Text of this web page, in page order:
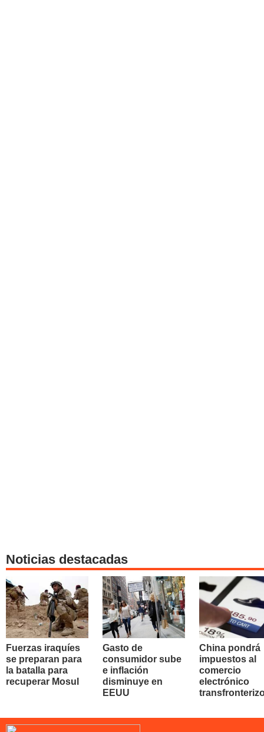
Noticias destacadas
Fuerzas iraquíes
se preparan para
la batalla para
recuperar Mosul
Gasto de
consumidor sube
e inflación
disminuye en
EEUU
China pondrá
impuestos al
comercio
electrónico